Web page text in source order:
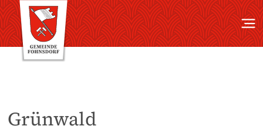
Grünwald